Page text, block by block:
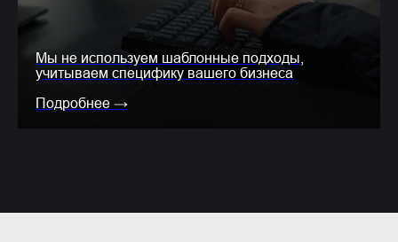
Мы не используем шаблонные подходы,
учитываем специфику вашего бизнеса
Подробнее →